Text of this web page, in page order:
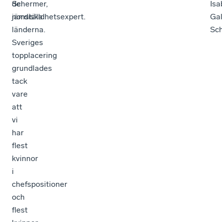
de
nordiska
länderna.
Sveriges
topplacering
grundlades
tack
vare
att
vi
har
flest
kvinnor
i
chefspositioner
och
flest
Schermer,
jämställdhetsexpert.